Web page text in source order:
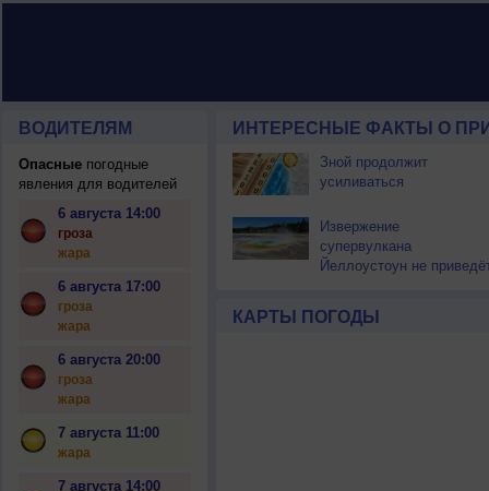
ВОДИТЕЛЯМ
Опасныепогодные
явления для водителей
6 августа 14:00
гроза
жара
6 августа 17:00
гроза
жара
6 августа 20:00
гроза
жара
7 августа 11:00
жара
7 августа 14:00
ИНТЕРЕСНЫЕ ФАКТЫ О
Зной продолжит
усиливаться
Извержение
супервулкана
Йеллоустоун не
КАРТЫ ПОГОДЫ